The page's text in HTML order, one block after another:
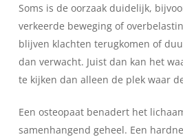
Soms is de oorzaak duidelijk,
verkeerde beweging of
blijven klachten terugkomen of
dan verwacht. Juist dan kan het
te kijken dan alleen de plek waar
Een osteopaat benadert het
samenhangend geheel. Een